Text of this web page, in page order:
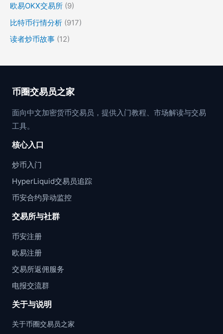
欧易OKX交易所 (9)
比特币行情分析 (917)
读者炒币故事 (12)
币圈交易员之家
面向中文加密货币交易员，提供入门教程、市场解读与交易
工具。
核心入口
炒币入门
HyperLiquid交易员追踪
币安合约异动监控
交易所与社群
币安注册
欧易注册
交易所返佣服务
电报交流群
关于与说明
关于币圈交易员之家